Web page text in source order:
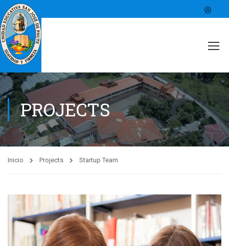
PROJECTS
Inicio Projects Startup Team